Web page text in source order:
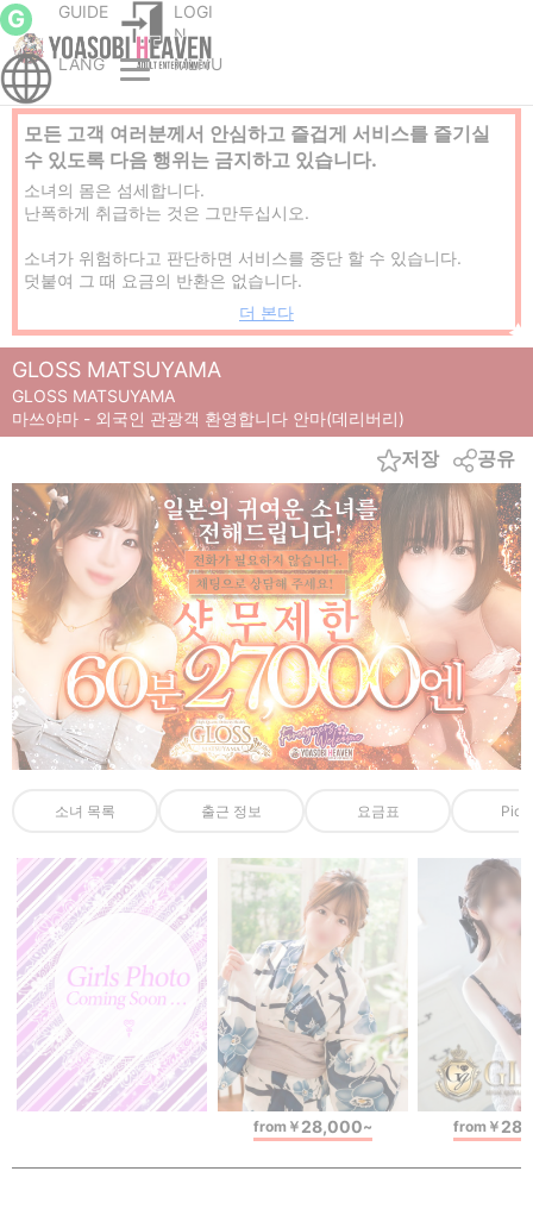
G GUIDE
LOGI
N
LANG
MENU
모든 고객 여러분께서 안심하고 즐겁게 서비스를 즐기실
수 있도록 다음 행위는 금지하고 있습니다.
소녀의 몸은 섬세합니다.
난폭하게 취급하는 것은 그만두십시오.
소녀가 위험하다고 판단하면 서비스를 중단 할 수 있습니다.
덧붙여 그 때 요금의 반환은 없습니다.
프로덕션은 법령에 의해 금지됩니다.
프로덕션의 강요/협박은 절대로 삼가해 주십시오.
플레이 전에는 치약, 샤워를 부탁하고 있습니다.
반드시 소녀의 지시를 따르십시오.
더 본다
GLOSS MATSUYAMA
GLOSS MATSUYAMA
마쓰야마 - 외국인 관광객 환영합니다 안마(데리버리)
저장
공유
소녀 목록 출근 정보 요금표
from ￥ 28,000~ from ￥